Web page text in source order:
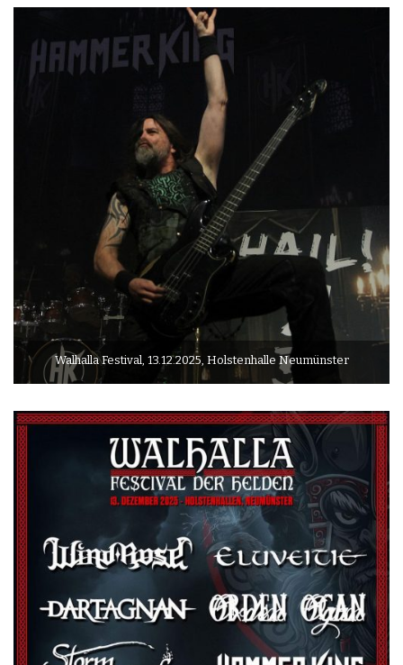
Walhalla Festival, 13.12.2025, Holstenhalle Neumünster